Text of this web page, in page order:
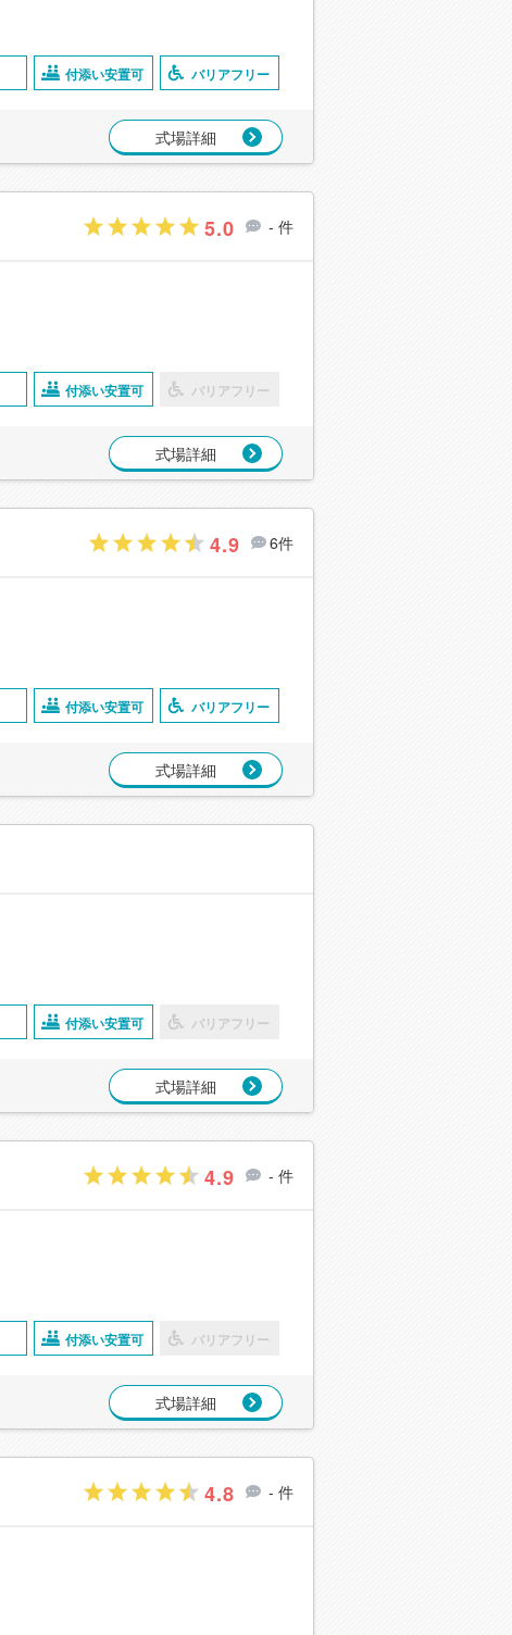
付添い安置可 バリアフリー
式場詳細
5.0 - 件
付添い安置可 バリアフリー
式場詳細
4.9 6件
付添い安置可 バリアフリー
式場詳細
付添い安置可 バリアフリー
式場詳細
4.9 - 件
付添い安置可 バリアフリー
式場詳細
4.8 - 件